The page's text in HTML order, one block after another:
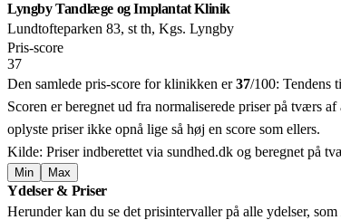
Lyngby Tandlæge og Implantat Klinik
Lundtofteparken 83, st th, Kgs. Lyngby
Pris‑score
37
Den samlede pris-score for klinikken er37/100: Tendens
Scoren er beregnet ud fra normaliserede priser på tværs
oplyste priser ikke opnå lige så høj en score som ellers.
Kilde: Priser indberettet via sundhed.dk og beregnet på
Min Max
+
Ydelser & Priser
Herunder kan du se det prisintervaller på alle ydelser, som